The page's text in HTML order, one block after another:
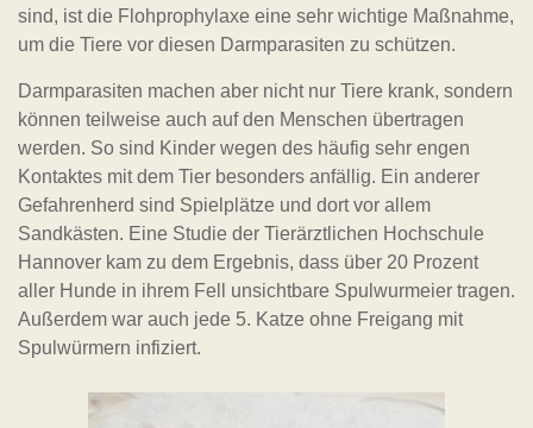
sind, ist die Flohprophylaxe eine sehr wichtige Maßnahme,
um die Tiere vor diesen Darmparasiten zu schützen.
Darmparasiten machen aber nicht nur Tiere krank, sondern
können teilweise auch auf den Menschen übertragen
werden. So sind Kinder wegen des häufig sehr engen
Kontaktes mit dem Tier besonders anfällig. Ein anderer
Gefahrenherd sind Spielplätze und dort vor allem
Sandkästen. Eine Studie der Tierärztlichen Hochschule
Hannover kam zu dem Ergebnis, dass über 20 Prozent
aller Hunde in ihrem Fell unsichtbare Spulwurmeier tragen.
Außerdem war auch jede 5. Katze ohne Freigang mit
Spulwürmern infiziert.